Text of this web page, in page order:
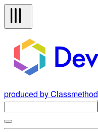
produced by Classmethod